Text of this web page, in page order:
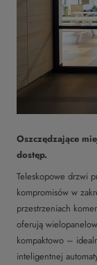
Oszczędzające
dostęp.
Teleskopowe drzwi
kompromisów w
przestrzeniach
oferują
kompaktowo –
inteligentnej